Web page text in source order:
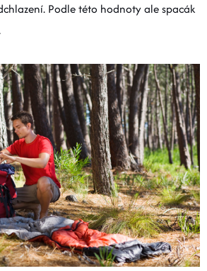
Podle této hodnoty ale spacák